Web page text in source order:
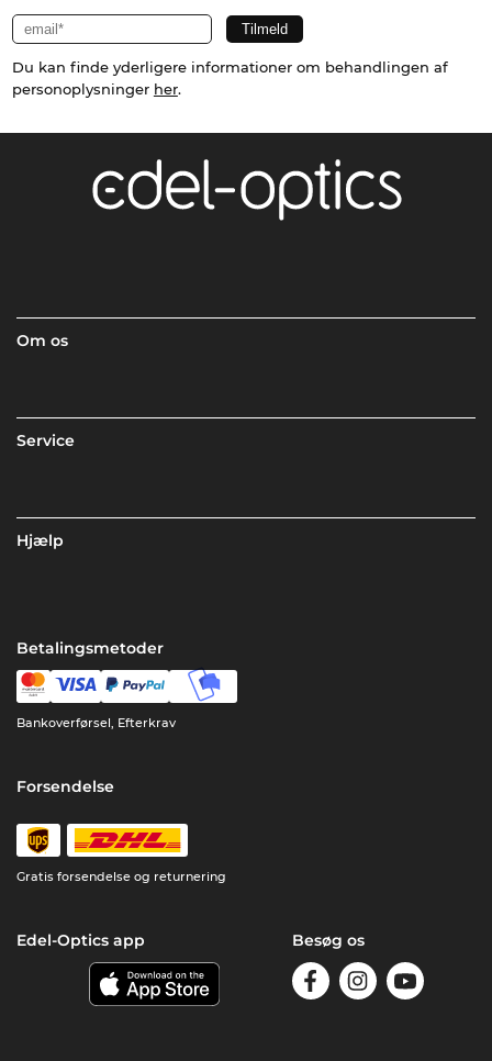
Du kan finde yderligere informationer om behandlingen af
personoplysninger her.
Om os
Service
Hjælp
Betalingsmetoder
Bankoverførsel, Efterkrav
Forsendelse
Gratis forsendelse og returnering
Edel-Optics app Besøg os